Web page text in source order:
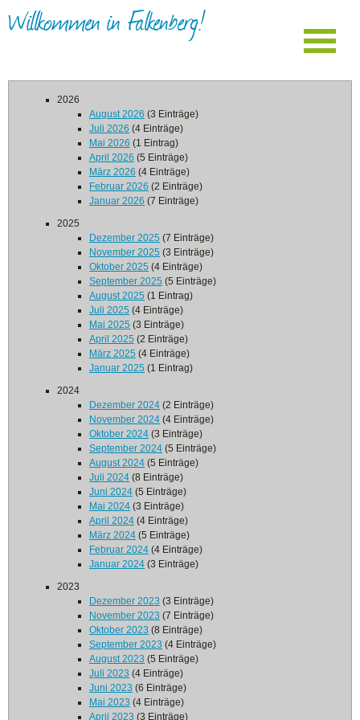
Willkommen in Falkenberg!
2026
August 2026 (3 Einträge)
Juli 2026 (4 Einträge)
Mai 2026 (1 Eintrag)
April 2026 (5 Einträge)
März 2026 (4 Einträge)
Februar 2026 (2 Einträge)
Januar 2026 (7 Einträge)
2025
Dezember 2025 (7 Einträge)
November 2025 (3 Einträge)
Oktober 2025 (4 Einträge)
September 2025 (5 Einträge)
August 2025 (1 Eintrag)
Juli 2025 (4 Einträge)
Mai 2025 (3 Einträge)
April 2025 (2 Einträge)
März 2025 (4 Einträge)
Januar 2025 (1 Eintrag)
2024
Dezember 2024 (2 Einträge)
November 2024 (4 Einträge)
Oktober 2024 (3 Einträge)
September 2024 (5 Einträge)
August 2024 (5 Einträge)
Juli 2024 (8 Einträge)
Juni 2024 (5 Einträge)
Mai 2024 (3 Einträge)
April 2024 (4 Einträge)
März 2024 (5 Einträge)
Februar 2024 (4 Einträge)
Januar 2024 (3 Einträge)
2023
Dezember 2023 (3 Einträge)
November 2023 (7 Einträge)
Oktober 2023 (8 Einträge)
September 2023 (4 Einträge)
August 2023 (5 Einträge)
Juli 2023 (4 Einträge)
Juni 2023 (6 Einträge)
Mai 2023 (4 Einträge)
April 2023 (3 Einträge)